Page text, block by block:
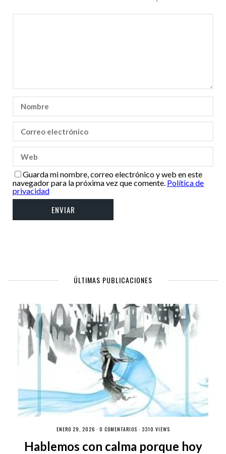
Guarda mi nombre, correo electrónico y web en este
navegador para la próxima vez que comente. Política de
privacidad
ÚLTIMAS PUBLICACIONES
ENERO 29, 2026 · 0 COMENTARIOS · 3310 VIEWS
Hablemos con calma porque hoy